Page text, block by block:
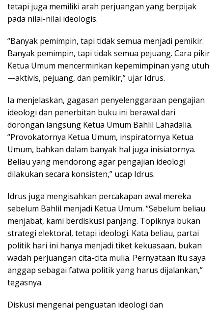
tetapi juga memiliki arah perjuangan yang berpijak
pada nilai-nilai ideologis.
“Banyak pemimpin, tapi tidak semua menjadi pemikir.
Banyak pemimpin, tapi tidak semua pejuang. Cara pikir
Ketua Umum mencerminkan kepemimpinan yang utuh
—aktivis, pejuang, dan pemikir,” ujar Idrus.
Ia menjelaskan, gagasan penyelenggaraan pengajian
ideologi dan penerbitan buku ini berawal dari
dorongan langsung Ketua Umum Bahlil Lahadalia.
“Provokatornya Ketua Umum, inspiratornya Ketua
Umum, bahkan dalam banyak hal juga inisiatornya.
Beliau yang mendorong agar pengajian ideologi
dilakukan secara konsisten,” ucap Idrus.
Idrus juga mengisahkan percakapan awal mereka
sebelum Bahlil menjadi Ketua Umum. “Sebelum beliau
menjabat, kami berdiskusi panjang. Topiknya bukan
strategi elektoral, tetapi ideologi. Kata beliau, partai
politik hari ini hanya menjadi tiket kekuasaan, bukan
wadah perjuangan cita-cita mulia. Pernyataan itu saya
anggap sebagai fatwa politik yang harus dijalankan,”
tegasnya.
Diskusi mengenai penguatan ideologi dan